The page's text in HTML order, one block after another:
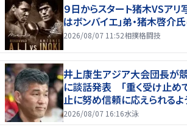
９日からスタート猪木VSア
はボンバイエ」弟・猪木啓介
2026/08/07 11:52相撲格闘技
井上康生アジア大会団長が
に談話発表 「重く受け止め
止に努め信頼に応えられるよ
2026/08/07 16:16水泳